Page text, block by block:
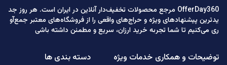
OfferDay360 مرجع محصولات تخفیف‌دار آنلاین در ایران است. هر روز جد
یدترین پیشنهادهای ویژه و حراج‌های واقعی را از فروشگاه‌های معتبر جمع‌آو
ری می‌کنیم تا شما تجربه خرید ارزان، سریع و مطمئن داشته باشی
توضیحات و همکاری خدمات ویژه دسته بندی ها